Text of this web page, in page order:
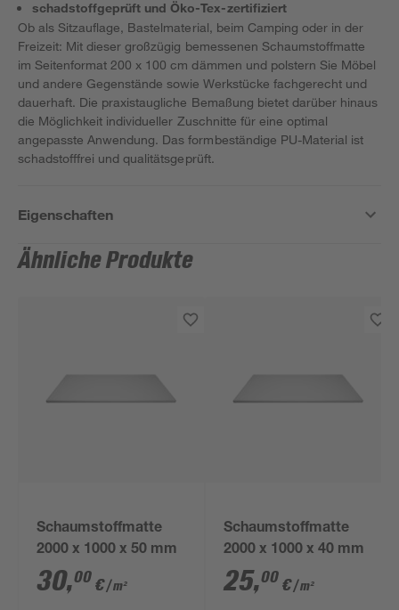
schadstoffgeprüft und Öko-Tex-zertifiziert
Ob als Sitzauflage, Bastelmaterial, beim Camping oder in der
Freizeit: Mit dieser großzügig bemessenen Schaumstoffmatte
im Seitenformat 200 x 100 cm dämmen und polstern Sie Möbel
und andere Gegenstände sowie Werkstücke fachgerecht und
dauerhaft. Die praxistaugliche Bemaßung bietet darüber hinaus
die Möglichkeit individueller Zuschnitte für eine optimal
angepasste Anwendung. Das formbeständige PU-Material ist
schadstofffrei und qualitätsgeprüft.
Eigenschaften
Ähnliche Produkte
Schaumstoffmatte
2000 x 1000 x 50 mm
30,00 €/ m²
Schaumstoffmatte
2000 x 1000 x 40 mm
25,00 €/ m²